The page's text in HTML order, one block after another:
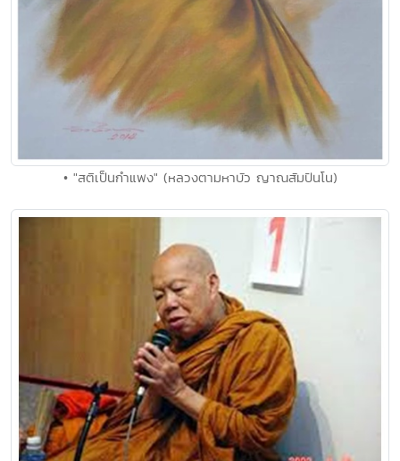
• "สติเป็นกำแพง" (หลวงตามหาบัว ญาณสัมปันโน)